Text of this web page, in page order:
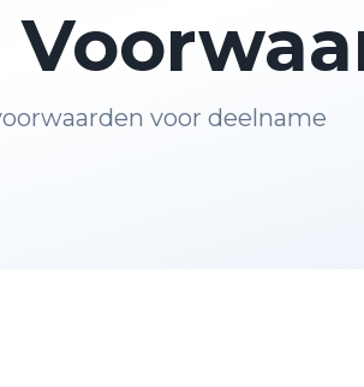
voor deelname